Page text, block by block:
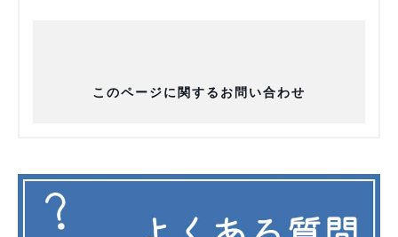
このページに関するお問い合わせ